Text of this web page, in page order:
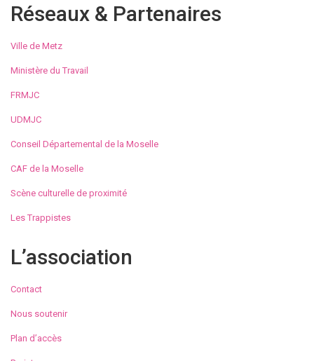
Réseaux & Partenaires
Ville de Metz
Ministère du Travail
FRMJC
UDMJC
Conseil Départemental de la Moselle
CAF de la Moselle
Scène culturelle de proximité
Les Trappistes
L’association
Contact
Nous soutenir
Plan d’accès